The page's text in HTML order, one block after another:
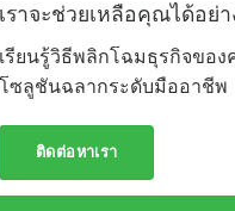
เราจะช่วยเหลือคุณได้อย่า
เรียนรู้วิธีพลิกโฉมธุรกิจขอ
โซลูชันฉลากระดับมืออาชีพ
ติดต่อหาเรา